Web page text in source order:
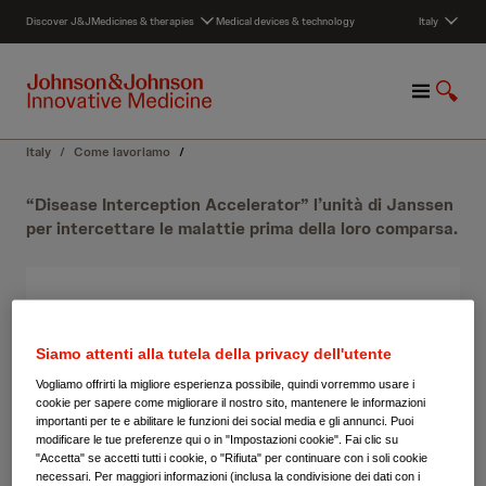
c
Discover J&JMedicines & therapies Medical devices & technology Italy
M
n
S
o
e
a
h
Italy / Come lavoriamo /
“Disease Interception Accelerator” l’unità di Janssen
per intercettare le malattie prima della loro comparsa.
Siamo attenti alla tutela della privacy dell'utente
Vogliamo offrirti la migliore esperienza possibile, quindi vorremmo usare i
cookie per sapere come migliorare il nostro sito, mantenere le informazioni
importanti per te e abilitare le funzioni dei social media e gli annunci. Puoi
modificare le tue preferenze qui o in "Impostazioni cookie". Fai clic su
"Accetta" se accetti tutti i cookie, o "Rifiuta" per continuare con i soli cookie
necessari. Per maggiori informazioni (inclusa la condivisione dei dati con i